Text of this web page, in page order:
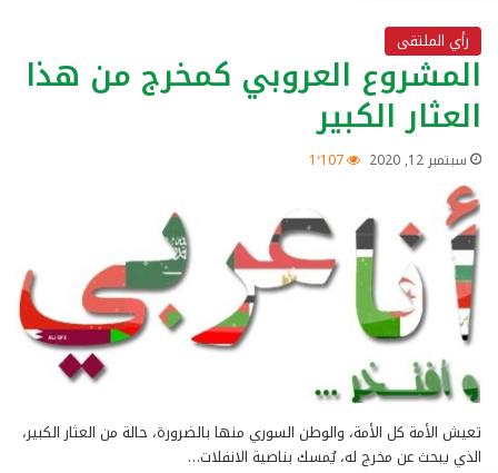
رأي الملتقى
المشروع العروبي كمخرج من هذا
العثار الكبير
سبتمبر 12, 2020 1٬107
تعيش الأمة كل الأمة، والوطن السوري منها بالضرورة، حالة من العثار الكبير،
الذي يبحث عن مخرج له، يُمسك بناصية الانفلات…